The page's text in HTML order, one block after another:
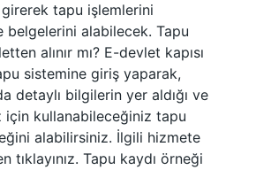
tapu işlemlerini
belgelerini alabilecek. Tapu
alınır mı? E-devlet kapısı
sistemine giriş yaparak,
detaylı bilgilerin yer aldığı ve
için kullanabileceğiniz tapu
alabilirsiniz. İlgili hizmete
tıklayınız. Tapu kaydı örneği